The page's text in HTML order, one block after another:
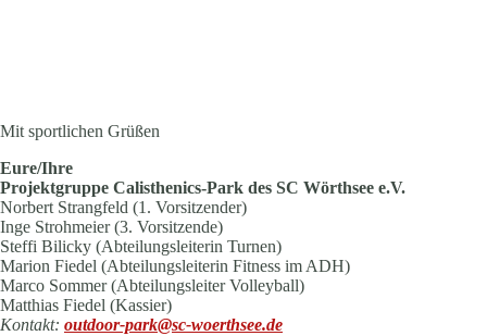
Mit sportlichen Grüßen
Eure/Ihre
Projektgruppe Calisthenics-Park des SC Wörthsee e.V.
Norbert Strangfeld (1. Vorsitzender)
Inge Strohmeier (3. Vorsitzende)
Steffi Bilicky (Abteilungsleiterin Turnen)
Marion Fiedel (Abteilungsleiterin Fitness im ADH)
Marco Sommer (Abteilungsleiter Volleyball)
Matthias Fiedel (Kassier)
Kontakt: outdoor-park@sc-woerthsee.de